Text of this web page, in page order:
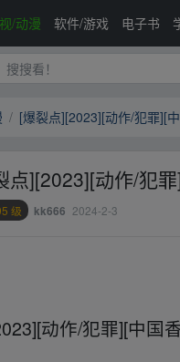
/动漫 软件/游戏 电子书
[爆裂点][2023][动作/犯罪][
点][2023][动作/犯罪
级 kk666 2024-2-3
动作/犯罪][中国